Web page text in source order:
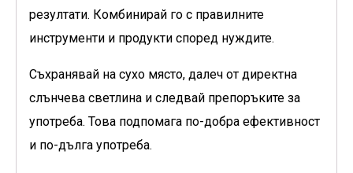
резултати. Комбинирай го с правилните
инструменти и продукти според нуждите.
Съхранявай на сухо място, далеч от директна
слънчева светлина и следвай препоръките за
употреба. Това подпомага по-добра ефективност
и по-дълга употреба.